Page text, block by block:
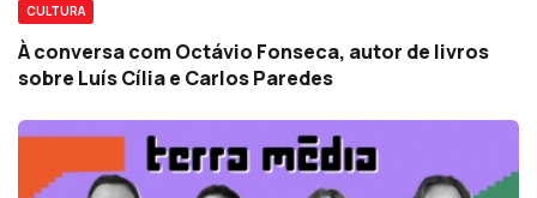
CULTURA
À conversa com Octávio Fonseca, autor de livros
sobre Luís Cília e Carlos Paredes